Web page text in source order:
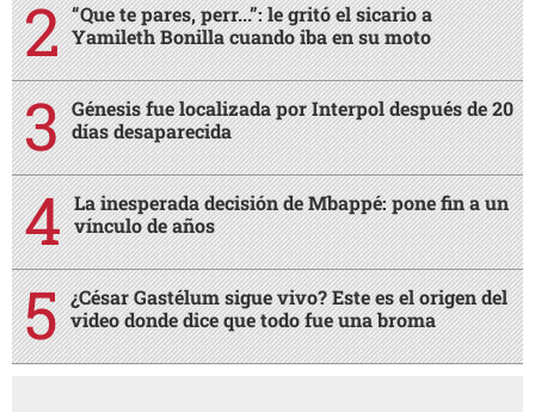
“Que te pares, perr...”: le gritó el sicario a
Yamileth Bonilla cuando iba en su moto
Génesis fue localizada por Interpol después de 20
días desaparecida
La inesperada decisión de Mbappé: pone fin a un
vínculo de años
¿César Gastélum sigue vivo? Este es el origen del
video donde dice que todo fue una broma